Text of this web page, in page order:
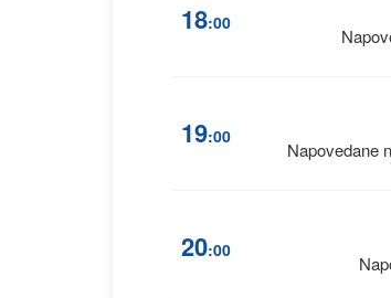
18:00
19:00
Napovedane
20:00